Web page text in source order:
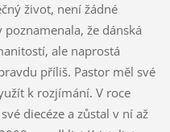
život, není žádné
že dánská
ale naprostá
příliš. Pastor měl své
k rozjímání. V roce
diecéze a zůstal v ní až